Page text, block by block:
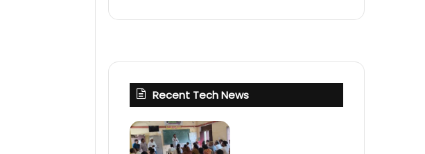
Recent Tech News